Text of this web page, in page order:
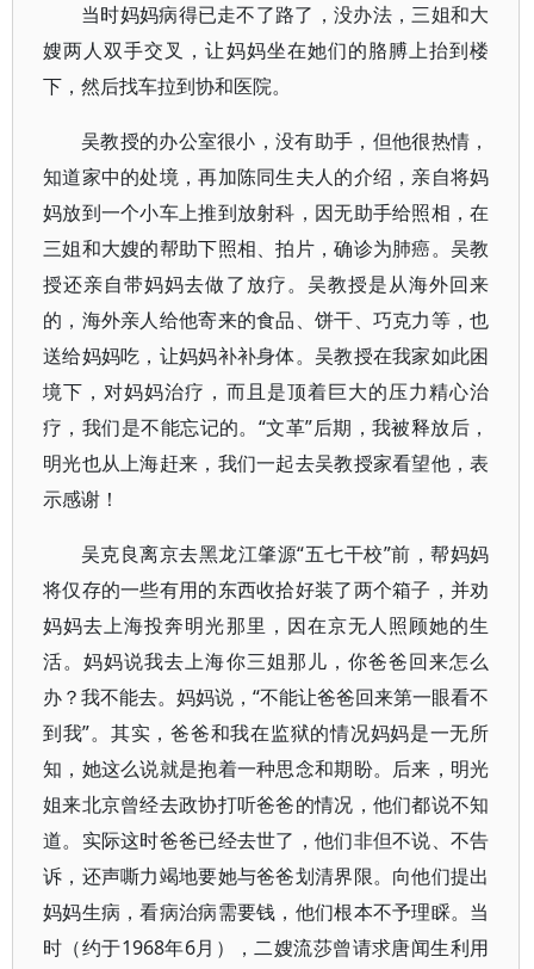
当时妈妈病得已走不了路了，没办法，三姐和大
嫂两人双手交叉，让妈妈坐在她们的胳膊上抬到楼
下，然后找车拉到协和医院。
吴教授的办公室很小，没有助手，但他很热情，
知道家中的处境，再加陈同生夫人的介绍，亲自将妈
妈放到一个小车上推到放射科，因无助手给照相，在
三姐和大嫂的帮助下照相、拍片，确诊为肺癌。吴教
授还亲自带妈妈去做了放疗。吴教授是从海外回来
的，海外亲人给他寄来的食品、饼干、巧克力等，也
送给妈妈吃，让妈妈补补身体。吴教授在我家如此困
境下，对妈妈治疗，而且是顶着巨大的压力精心治
疗，我们是不能忘记的。“文革”后期，我被释放后，
明光也从上海赶来，我们一起去吴教授家看望他，表
示感谢！
吴克良离京去黑龙江肇源“五七干校”前，帮妈妈
将仅存的一些有用的东西收拾好装了两个箱子，并劝
妈妈去上海投奔明光那里，因在京无人照顾她的生
活。妈妈说我去上海你三姐那儿，你爸爸回来怎么
办？我不能去。妈妈说，“不能让爸爸回来第一眼看不
到我”。其实，爸爸和我在监狱的情况妈妈是一无所
知，她这么说就是抱着一种思念和期盼。后来，明光
姐来北京曾经去政协打听爸爸的情况，他们都说不知
道。实际这时爸爸已经去世了，他们非但不说、不告
诉，还声嘶力竭地要她与爸爸划清界限。向他们提出
妈妈生病，看病治病需要钱，他们根本不予理睬。当
时（约于1968年6月），二嫂流莎曾请求唐闻生利用